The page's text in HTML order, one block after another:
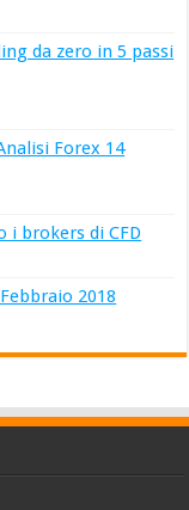
da zero in 5 passi
Forex 14
i brokers di CFD
2018